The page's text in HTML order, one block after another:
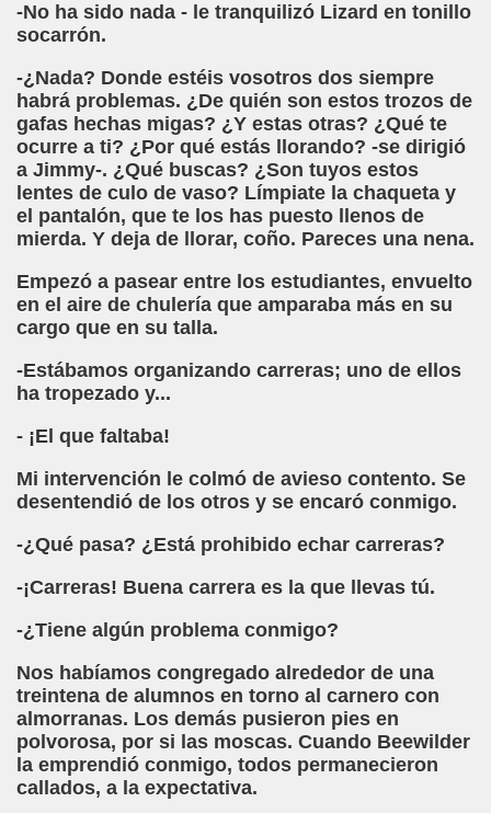
-No ha sido nada - le tranquilizó Lizard en tonillo
socarrón.
-¿Nada? Donde estéis vosotros dos siempre
habrá problemas. ¿De quién son estos trozos de
gafas hechas migas? ¿Y estas otras? ¿Qué te
ocurre a ti? ¿Por qué estás llorando? -se dirigió
a Jimmy-. ¿Qué buscas? ¿Son tuyos estos
lentes de culo de vaso? Límpiate la chaqueta y
el pantalón, que te los has puesto llenos de
mierda. Y deja de llorar, coño. Pareces una nena.
Empezó a pasear entre los estudiantes, envuelto
en el aire de chulería que amparaba más en su
cargo que en su talla.
-Estábamos organizando carreras; uno de ellos
ha tropezado y...
- ¡El que faltaba!
Mi intervención le colmó de avieso contento. Se
desentendió de los otros y se encaró conmigo.
-¿Qué pasa? ¿Está prohibido echar carreras?
-¡Carreras! Buena carrera es la que llevas tú.
-¿Tiene algún problema conmigo?
Nos habíamos congregado alrededor de una
treintena de alumnos en torno al carnero con
almorranas. Los demás pusieron pies en
polvorosa, por si las moscas. Cuando Beewilder
la emprendió conmigo, todos permanecieron
callados, a la expectativa.
Valentines)
(Associació Catalana per a la Integració del Cec)
Ordóñez)
Jesús Cañamares)
gil)
el Tacto; una Sutil Diferencia (Fini Sarrió)
Rodríguez (Francesc Miñana)
Jesús Cañamares)
Baja Visión, del Libro Nada sobre Nosotros sin
Ordóñez)
2018 (Comisión Braille Latinoamericana)
Iberoamericana del Braille, 1999 (Pedro A. Zurita
(Jesús Alberto Gil Pardo)